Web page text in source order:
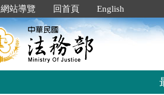
網站導覽 回首頁 English